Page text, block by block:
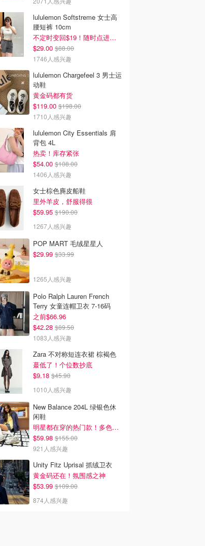
lululemon Softstreme 女士高
腰短裤 10cm
不定时变回$19！随时点进来看
$29.00 $88.00
1746人感兴趣
lululemon Chargefeel 3 男士运
动鞋
黄金码都有货
$119.00 $198.00
1710人感兴趣
lululemon City Essentials 肩
背包 4L
热卖！库存紧张
$54.00 $108.00
1406人感兴趣
女士棕色麂皮船鞋
里外羊皮，舒服得很
$59.95 $190.00
1267人感兴趣
POP MART 毛绒星星人
$29.99 $33.99
1265人感兴趣
Polo Ralph Lauren French
Terry 女童连帽卫衣 7-16码
之前$66.96
$42.28 $89.50
1083人感兴趣
Zara 不对称短连衣裙 棕褐色
蕞低了！个位数抄底
$9.18 $45.90
1010人感兴趣
New Balance 204L 绿银色休
闲鞋
明星都在穿的热门款！多色可选 3.8折
$59.98 $155.00
921人感兴趣
Unity Fitz Uprisal 抓绒卫衣
黄金码还在！氛围感之神
$53.99 $109.00
874人感兴趣